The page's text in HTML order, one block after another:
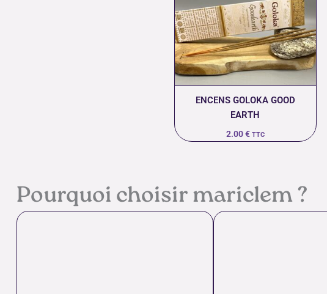
ENCENS GOLOKA GOOD
EARTH
2.00€ TTC
Pourquoi choisir mariclem ?